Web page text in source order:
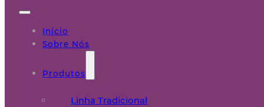
Início
Sobre Nós
Produtos
Linha Tradicional